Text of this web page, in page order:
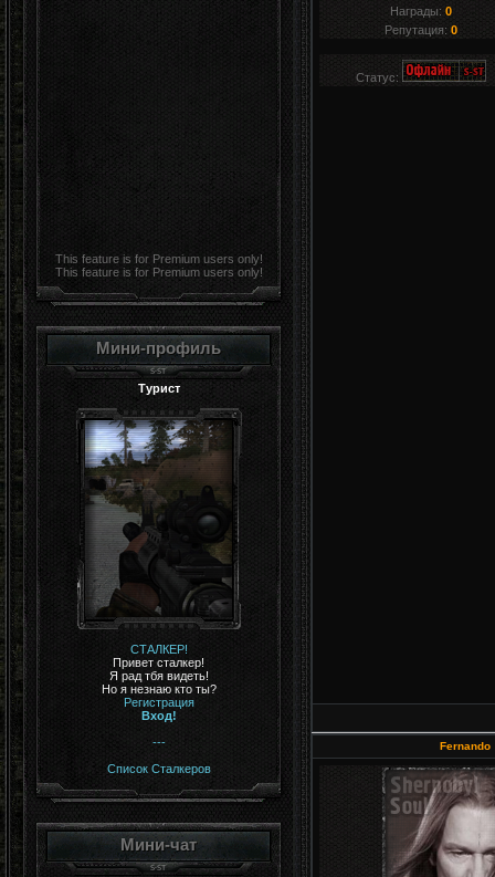
This feature is for Premium users only!
This feature is for Premium users only!
Мини-профиль
Турист
СТАЛКЕР!
Привет сталкер!
Я рад тбя видеть!
Но я незнаю кто ты?
Регистрация
Вход!
---
Список Сталкеров
Мини-чат
Награды: 0
Репутация: 0
Статус:
Fernando